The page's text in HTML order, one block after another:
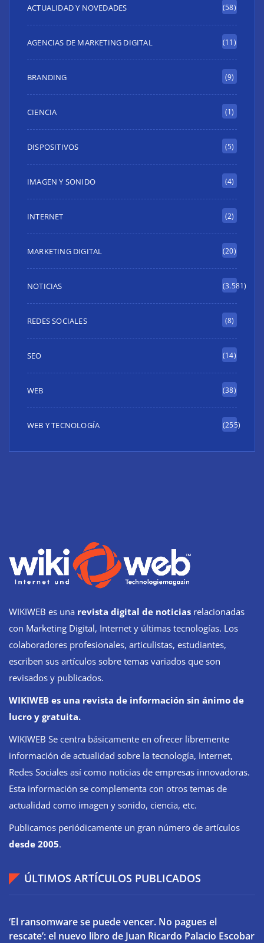
ACTUALIDAD Y NOVEDADES (58)
AGENCIAS DE MARKETING DIGITAL (11)
BRANDING (9)
CIENCIA (1)
DISPOSITIVOS (5)
IMAGEN Y SONIDO (4)
INTERNET (2)
MARKETING DIGITAL (20)
NOTICIAS (3.581)
REDES SOCIALES (8)
SEO (14)
WEB (38)
WEB Y TECNOLOGÍA (255)
WIKIWEB es una revista digital de noticias relacionadas
con Marketing Digital, Internet y últimas tecnologías. Los
colaboradores profesionales, articulistas, estudiantes,
escriben sus artículos sobre temas variados que son
revisados y publicados.
WIKIWEB es una revista de información sin ánimo de
lucro y gratuita.
WIKIWEB Se centra básicamente en ofrecer libremente
información de actualidad sobre la tecnología, Internet,
Redes Sociales así como noticias de empresas innovadoras.
Esta información se complementa con otros temas de
actualidad como imagen y sonido, ciencia, etc.
Publicamos periódicamente un gran número de artículos
desde 2005.
ÚLTIMOS ARTÍCULOS PUBLICADOS
‘El ransomware se puede vencer. No pagues el
rescate’: el nuevo libro de Juan Ricardo Palacio Escobar